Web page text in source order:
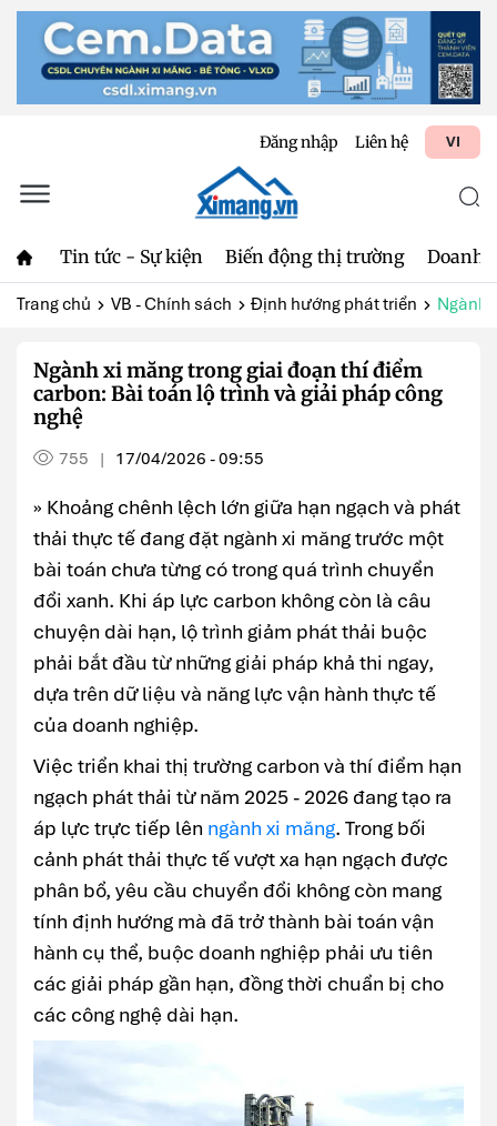
Đăng nhập Liên hệ VI
Tin tức - Sự kiện Biến động thị trường Doanh
Trang chủ VB - Chính sách Định hướng phát triển Ngành
Ngành xi măng trong giai đoạn thí điểm
carbon: Bài toán lộ trình và giải pháp công
nghệ
755 | 17/04/2026 - 09:55
» Khoảng chênh lệch lớn giữa hạn ngạch và phát
thải thực tế đang đặt ngành xi măng trước một
bài toán chưa từng có trong quá trình chuyển
đổi xanh. Khi áp lực carbon không còn là câu
chuyện dài hạn, lộ trình giảm phát thải buộc
phải bắt đầu từ những giải pháp khả thi ngay,
dựa trên dữ liệu và năng lực vận hành thực tế
của doanh nghiệp.
Việc triển khai thị trường carbon và thí điểm hạn
ngạch phát thải từ năm 2025 - 2026 đang tạo ra
áp lực trực tiếp lên ngành xi măng. Trong bối
cảnh phát thải thực tế vượt xa hạn ngạch được
phân bổ, yêu cầu chuyển đổi không còn mang
tính định hướng mà đã trở thành bài toán vận
hành cụ thể, buộc doanh nghiệp phải ưu tiên
các giải pháp gần hạn, đồng thời chuẩn bị cho
các công nghệ dài hạn.